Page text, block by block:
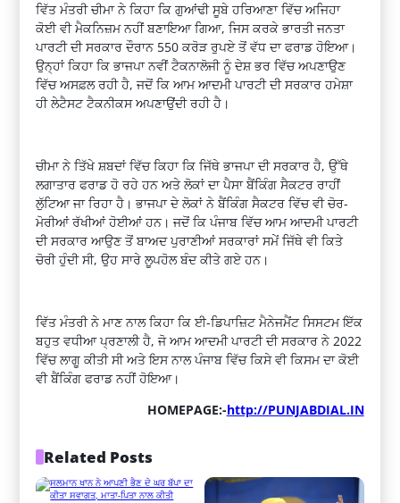
ਵਿੱਤ ਮੰਤਰੀ ਚੀਮਾ ਨੇ ਕਿਹਾ ਕਿ ਗੁਆਂਢੀ ਸੂਬੇ ਹਰਿਆਣਾ ਵਿੱਚ ਅਜਿਹਾ
ਕੋਈ ਵੀ ਮੈਕਨਿਜ਼ਮ ਨਹੀਂ ਬਣਾਇਆ ਗਿਆ, ਜਿਸ ਕਰਕੇ ਭਾਰਤੀ ਜਨਤਾ
ਪਾਰਟੀ ਦੀ ਸਰਕਾਰ ਦੌਰਾਨ 550 ਕਰੋੜ ਰੁਪਏ ਤੋਂ ਵੱਧ ਦਾ ਫਰਾਡ ਹੋਇਆ।
ਉਨ੍ਹਾਂ ਕਿਹਾ ਕਿ ਭਾਜਪਾ ਨਵੀਂ ਟੈਕਨਾਲੋਜੀ ਨੂੰ ਦੇਸ਼ ਭਰ ਵਿੱਚ ਅਪਣਾਉਣ
ਵਿੱਚ ਅਸਫ਼ਲ ਰਹੀ ਹੈ, ਜਦੋਂ ਕਿ ਆਮ ਆਦਮੀ ਪਾਰਟੀ ਦੀ ਸਰਕਾਰ ਹਮੇਸ਼ਾ
ਹੀ ਲੇਟੈਸਟ ਟੈਕਨੀਕਸ ਅਪਣਾਉਂਦੀ ਰਹੀ ਹੈ।
ਚੀਮਾ ਨੇ ਤਿੱਖੇ ਸ਼ਬਦਾਂ ਵਿੱਚ ਕਿਹਾ ਕਿ ਜਿੱਥੇ ਭਾਜਪਾ ਦੀ ਸਰਕਾਰ ਹੈ, ਉੱਥੇ
ਲਗਾਤਾਰ ਫਰਾਡ ਹੋ ਰਹੇ ਹਨ ਅਤੇ ਲੋਕਾਂ ਦਾ ਪੈਸਾ ਬੈਂਕਿੰਗ ਸੈਕਟਰ ਰਾਹੀਂ
ਲੁੱਟਿਆ ਜਾ ਰਿਹਾ ਹੈ। ਭਾਜਪਾ ਦੇ ਲੋਕਾਂ ਨੇ ਬੈਂਕਿੰਗ ਸੈਕਟਰ ਵਿੱਚ ਵੀ ਚੋਰ-
ਮੋਰੀਆਂ ਰੱਖੀਆਂ ਹੋਈਆਂ ਹਨ। ਜਦੋਂ ਕਿ ਪੰਜਾਬ ਵਿੱਚ ਆਮ ਆਦਮੀ ਪਾਰਟੀ
ਦੀ ਸਰਕਾਰ ਆਉਣ ਤੋਂ ਬਾਅਦ ਪੁਰਾਣੀਆਂ ਸਰਕਾਰਾਂ ਸਮੇਂ ਜਿੱਥੇ ਵੀ ਕਿਤੇ
ਚੋਰੀ ਹੁੰਦੀ ਸੀ, ਉਹ ਸਾਰੇ ਲੂਪਹੋਲ ਬੰਦ ਕੀਤੇ ਗਏ ਹਨ।
ਵਿੱਤ ਮੰਤਰੀ ਨੇ ਮਾਣ ਨਾਲ ਕਿਹਾ ਕਿ ਈ-ਡਿਪਾਜ਼ਿਟ ਮੈਨੇਜਮੈਂਟ ਸਿਸਟਮ ਇੱਕ
ਬਹੁਤ ਵਧੀਆ ਪ੍ਰਣਾਲੀ ਹੈ, ਜੋ ਆਮ ਆਦਮੀ ਪਾਰਟੀ ਦੀ ਸਰਕਾਰ ਨੇ 2022
ਵਿੱਚ ਲਾਗੂ ਕੀਤੀ ਸੀ ਅਤੇ ਇਸ ਨਾਲ ਪੰਜਾਬ ਵਿੱਚ ਕਿਸੇ ਵੀ ਕਿਸਮ ਦਾ ਕੋਈ
ਵੀ ਬੈਂਕਿੰਗ ਫਰਾਡ ਨਹੀਂ ਹੋਇਆ।
HOMEPAGE:-http://PUNJABDIAL.IN
Related Posts